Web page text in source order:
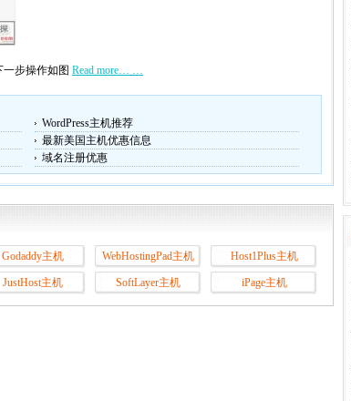
步操作如图 Read more… …
WordPress主机推荐
最新美国主机优惠信息
域名注册优惠
Godaddy主机 WebHostingPad主机 Host1Plus主机
JustHost主机 SoftLayer主机 iPage主机